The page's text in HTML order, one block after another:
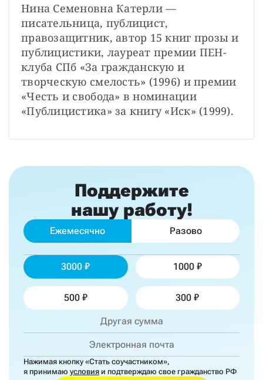
Нина Семеновна Катерли —
писательница, публицист,
правозащитник, автор 15 книг прозы и
публицистики, лауреат премии ПЕН-
клуба СПб «За гражданскую и
творческую смелость» (1996) и премии
«Честь и свобода» в номинации
«Публицистика» за книгу «Иск» (1999).
Поддержите
нашу работу!
Ежемесячно Разово
3000 1000
500 300
Нажимая кнопку «Стать соучастником»,
я принимаю условия и подтверждаю свое гражданство РФ